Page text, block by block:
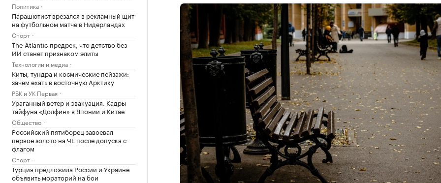
Политика
Парашютист врезался в рекламный щит
на футбольном матче в Нидерландах
Спорт
The Atlantic предрек, что детство без
ИИ станет признаком элиты
Технологии и медиа
Киты, тундра и космические пейзажи:
зачем ехать в восточную Арктику
РБК и УК Первая
Ураганный ветер и эвакуация. Кадры
тайфуна «Долфин» в Японии и Китае
Общество
Российский пятиборец завоевал
первое золото на ЧЕ после допуска с
флагом
Спорт
Турция предложила России и Украине
объявить мораторий на бои